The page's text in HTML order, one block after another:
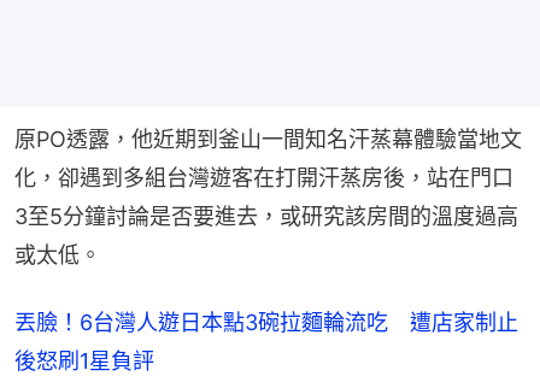
原PO透露，他近期到釜山一間知名汗蒸幕體驗當地文
化，卻遇到多組台灣遊客在打開汗蒸房後，站在門口
3至5分鐘討論是否要進去，或研究該房間的溫度過高
或太低。
丟臉！6台灣人遊日本點3碗拉麵輪流吃 遭店家制止
後怒刷1星負評